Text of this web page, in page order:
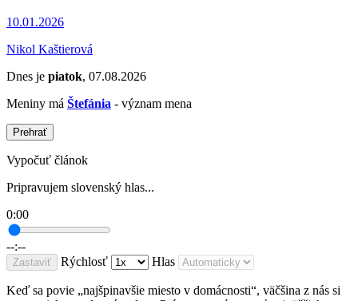
10.01.2026
Nikol Kaštierová
Dnes je piatok, 07.08.2026
Meniny má Štefánia - význam mena
Prehrať
Vypočuť článok
Pripravujem slovenský hlas...
0:00
--:--
Zastaviť Rýchlosť Hlas
Keď sa povie „najšpinavšie miesto v domácnosti“, väčšina z nás si